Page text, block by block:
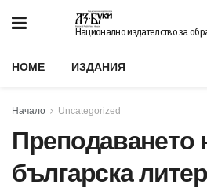
Национално издателство за
HOME ИЗДАНИЯ
Начало Uncategorized
Преподаването
българска